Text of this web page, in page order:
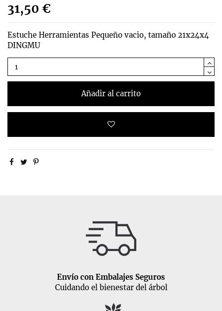
31,50 €
Estuche Herramientas Pequeño vacio, tamaño 21x24x4
DINGMU
Añadir al carrito
Envío con Embalajes Seguros
Cuidando el bienestar del árbol